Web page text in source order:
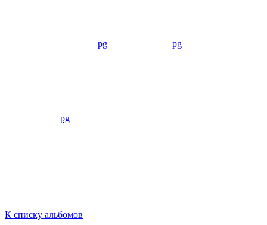
К списку альбомов